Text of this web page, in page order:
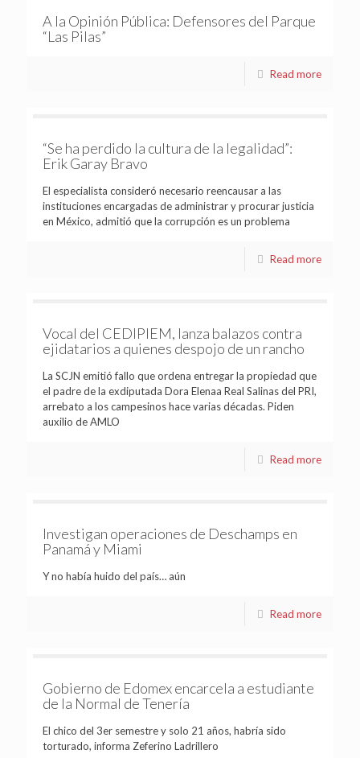
A la Opinión Pública: Defensores del Parque
“Las Pilas”
Read more
“Se ha perdido la cultura de la legalidad”:
Erik Garay Bravo
El especialista consideró necesario reencausar a las
instituciones encargadas de administrar y procurar justicia
en México, admitió que la corrupción es un problema
Read more
Vocal del CEDIPIEM, lanza balazos contra
ejidatarios a quienes despojo de un rancho
La SCJN emitió fallo que ordena entregar la propiedad que
el padre de la exdiputada Dora Elenaa Real Salinas del PRI,
arrebato a los campesinos hace varias décadas. Piden
auxilio de AMLO
Read more
Investigan operaciones de Deschamps en
Panamá y Miami
Y no había huido del país… aún
Read more
Gobierno de Edomex encarcela a estudiante
de la Normal de Tenería
El chico del 3er semestre y solo 21 años, habría sido
torturado, informa Zeferino Ladrillero